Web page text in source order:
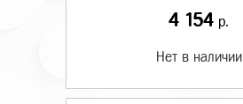
4 154 р.
Нет в наличии